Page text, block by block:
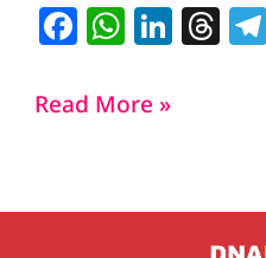
F
c
o
W
at
p
Li
n
T
s
Read More »